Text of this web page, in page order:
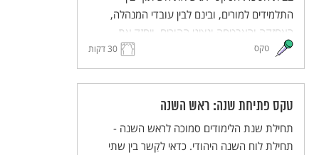
התלמידים למורים, ובינם לבין עובדי המנהלה,
האחזקה והאבטחה ונציגי ההורים, ויחזק את
תחושת השייכות והאחריות המשותפת. הטקס
מותאם ללמידה מרחוק וללמידה היברידית.
טקס 30 דקות
טקס פתיחת שנה: ראש השנה
תחילת שנת הלימודים סמוכה לראש השנה -
תחילת לוח השנה היהודי. כדאי לקַשר בין שתי